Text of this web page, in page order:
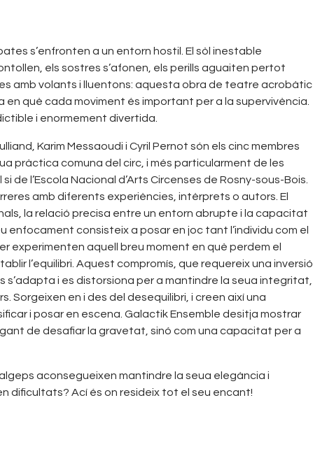
s’enfronten a un entorn hostil. El sòl inestable
els sostres s’afonen, els perills aguaiten pertot
amb volants i lluentons: aquesta obra de teatre acrobàtic
què cada moviment és important per a la supervivència.
i enormement divertida.
Karim Messaoudi i Cyril Pernot són els cinc membres
pràctica comuna del circ, i més particularment de les
de l’Escola Nacional d’Arts Circenses de Rosny-sous-Bois.
amb diferents experiències, intèrprets o autors. El
la relació precisa entre un entorn abrupte i la capacitat
enfocament consisteix a posar en joc tant l’individu com el
experimenten aquell breu moment en què perdem el
l’equilibri. Aquest compromís, que requereix una inversió
i es distorsiona per a mantindre la seua integritat,
Sorgeixen en i des del desequilibri, i creen així una
i posar en escena. Galactik Ensemble desitja mostrar
de desafiar la gravetat, sinó com una capacitat per a
aconsegueixen mantindre la seua elegància i
dificultats? Ací és on resideix tot el seu encant!